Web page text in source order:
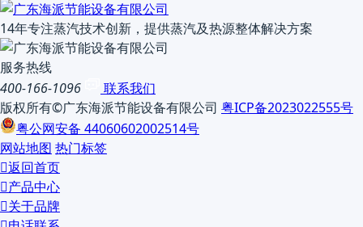
14年专注蒸汽技术创新，提供蒸汽及热源整体解决方案
服务热线
400-166-1096
联系我们
版权所有©广东海派节能设备有限公司 粤ICP备2023022555号
粤公网安备 44060602002514号
网站地图 热门标签
返回首页
产品中心
关于品牌